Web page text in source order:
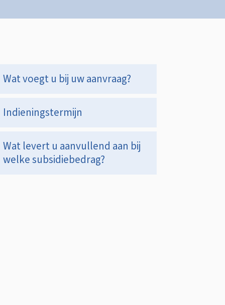
Op
deze
pagina
Wat voegt u bij uw aanvraag?
Indieningstermijn
Wat levert u aanvullend aan bij
welke subsidiebedrag?